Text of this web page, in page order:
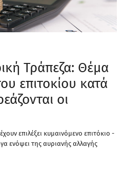
Τράπεζα: Θέμα
επιτοκίου κατά
οι
επιλέξει κυμαινόμενο επιτόκιο -
ενόψει της αυριανής αλλαγής